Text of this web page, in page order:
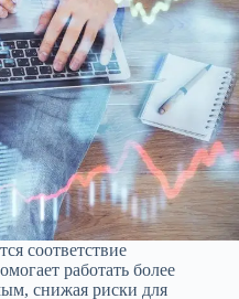
соответствие
работать более
снижая риски для